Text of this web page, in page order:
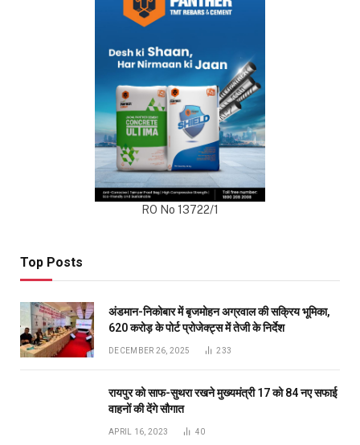
RO No 13722/1
Top Posts
अंडमान-निकोबार में बृजमोहन अग्रवाल की सक्रिय भूमिका,
620 करोड़ के पोर्ट प्रोजेक्ट्स में तेजी के निर्देश
DECEMBER 26, 2025 233
रायपुर को साफ-सुथरा रखने मुख्यमंत्री 17 को 84 नए सफाई
वाहनों की देंगे सौगात
APRIL 16, 2023 40